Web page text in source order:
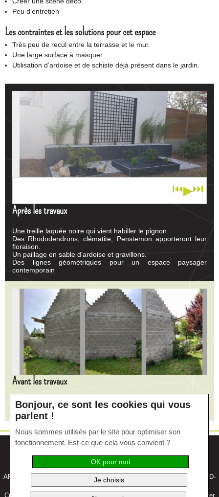
Peu d’entretien
Les contraintes et les solutions pour cet espace
Très peu de recul entre la terrasse et le mur.
Une large surface à masquer.
Utilisation d’ardoise et de schiste déjà présent dans le jardin.
⏮▶⏭
Après les travaux
Une treille laquée noire qui vient habiller le pignon.
Des Rhododendrons, clématite, Penstemon apporteront leur
floraison.
Un paillage en sable d’ardoise et gravillons.
Des lignes géométriques pour un espace paysager
contemporain
Avant les travaux
Un pignon de 5ml au-devant de la baie vitrée et de la terrasse.
Cookies | Actualités | Mentions légales | Nous contacter
ARSTIL Paysage - ZA de Kerovel - 3 Rue du 8 Mai 1945 – 56 390 GRAND-
CHAMP –02 97 44 94 50
Création site Internet -
Edelweiss Studio / Création graphique - Mon Atelier
Bonjour, ce sont les cookies qui vous
parlent !
Nous sommes utilisés par le site pour optimiser son
fonctionnement. Est-ce que cela vous convient ?
Je choisis
OK pour moi